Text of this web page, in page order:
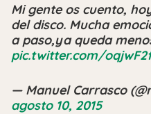
Mi gente os cuento,
del disco. Mucha
a paso,ya queda
pic.twitter.com/
— Manuel Carrasco
agosto 10, 2015